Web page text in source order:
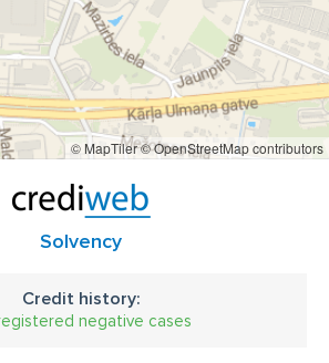
© MapTiler© OpenStreetMap contributors
Solvency
Credit history:
negative cases